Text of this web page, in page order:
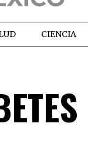
CIENCIA